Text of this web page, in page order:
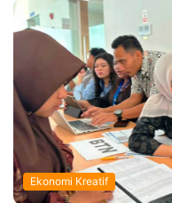
Ekonomi Kreatif